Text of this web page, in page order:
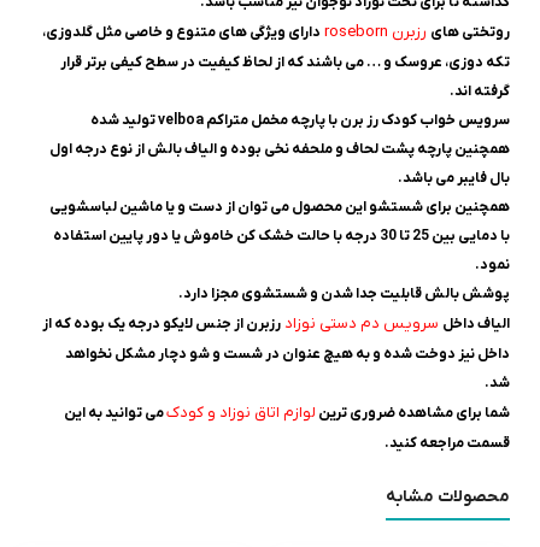
روتختی های رزبرن roseborn
دارای ویژگی های متنوع و خاصی مثل گلدوزی،
تکه دوزی، عروسک و … می باشند که از لحاظ کیفیت در سطح کیفی برتر قرار
گرفته اند.
سرویس خواب کودک رز برن با پارچه مخمل متراکم velboa تولید شده
همچنین پارچه پشت لحاف و ملحفه نخی بوده و الیاف بالش از نوع درجه اول
بال فایبر می باشد.
همچنین برای شستشو این محصول می توان از دست و یا ماشین لباسشویی
با دمایی بین 25 تا 30 درجه با حالت خشک کن خاموش یا دور پایین استفاده
نمود.
پوشش بالش قابلیت جدا شدن و شستشوی مجزا دارد.
الیاف داخل سرویس دم دستی نوزاد رزبرن از جنس لایکو درجه یک بوده که از
داخل نیز دوخت شده و به هیچ عنوان در شست و شو دچار مشکل نخواهد
شد.
شما برای مشاهده ضروری ترین لوازم اتاق نوزاد و کودکمی توانید به این
قسمت مراجعه کنید.
محصولات مشابه